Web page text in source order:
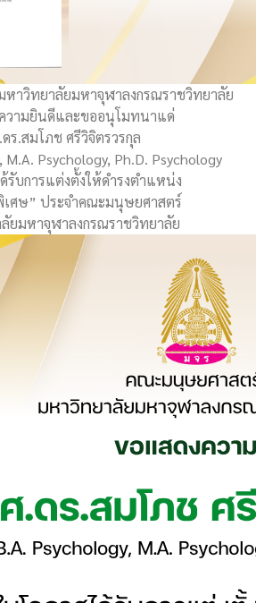
าวิทยาลัยมหาจุฬาลงกรณราชวิทยาลัย
วามยินดีและขออนุโมทนาแด่
ร.สมโภช ศรีวิจิตรวรกุล
M.A. Psychology, Ph.D. Psychology
รับการแต่งตั้งให้ดำรงตำแหน่ง
เศษ” ประจำคณะมนุษยศาสตร์
ยมหาจุฬาลงกรณราชวิทยาลัย